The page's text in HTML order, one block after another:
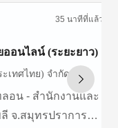
35 นาทีที่แล้ว
อนไลน์ (ระยะยาว)
เทศไทย) จำกัด
อน - สำนักงานและ
จ.สมุทรปราการ